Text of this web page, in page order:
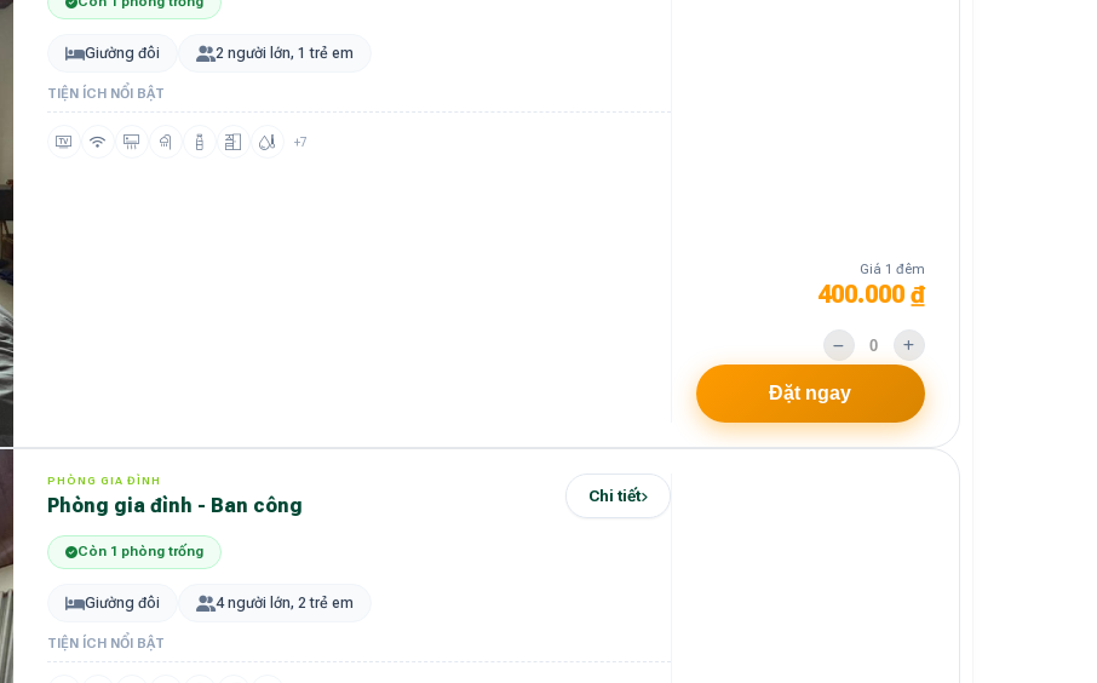
Giường đôi 2 người lớn, 1 trẻ em
TIỆN ÍCH NỔI BẬT
+7
Giá 1 đêm
400.000 ₫
Đặt ngay
PHÒNG GIA ĐÌNH
Phòng gia đình - Ban công Chi tiết
Còn 1 phòng trống
Giường đôi 4 người lớn, 2 trẻ em
TIỆN ÍCH NỔI BẬT